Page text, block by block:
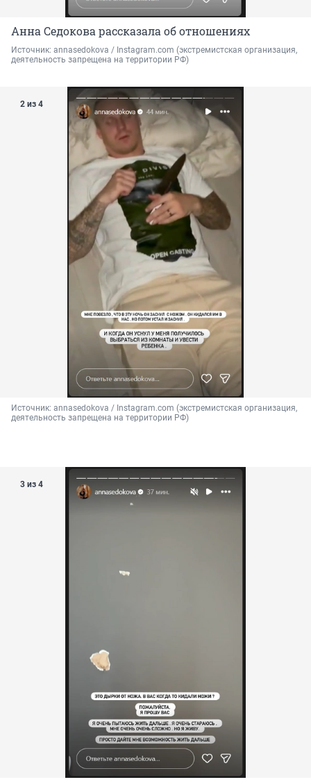
Анна Седокова рассказала об отношениях
Источник: annasedokova / Instagram.com (экстремистская организация,
деятельность запрещена на территории РФ)
2 из 4
Источник: annasedokova / Instagram.com (экстремистская организация,
деятельность запрещена на территории РФ)
3 из 4